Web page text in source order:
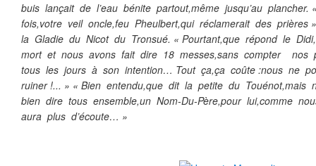
buis lançait de l’eau bénite partout,même jusqu’au
fois,votre veil oncle,feu Pheulbert,qui réclamerait des
la Gladie du Nicot du Tronsué. « Pourtant,que répond le
mort et nous avons fait dire 18 messes,sans compter nos
tous les jours à son intention… Tout ça,ça coûte :nous ne
ruiner !... » « Bien entendu,que dit la petite du Touénot,mais
bien dire tous ensemble,un Nom-Du-Père,pour lui,comme
aura plus d’écoute… »